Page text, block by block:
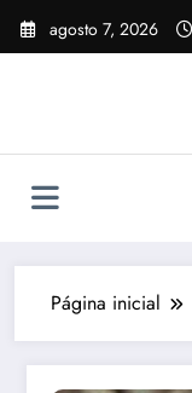
Pular
para
agosto 7, 2026
Página inicial